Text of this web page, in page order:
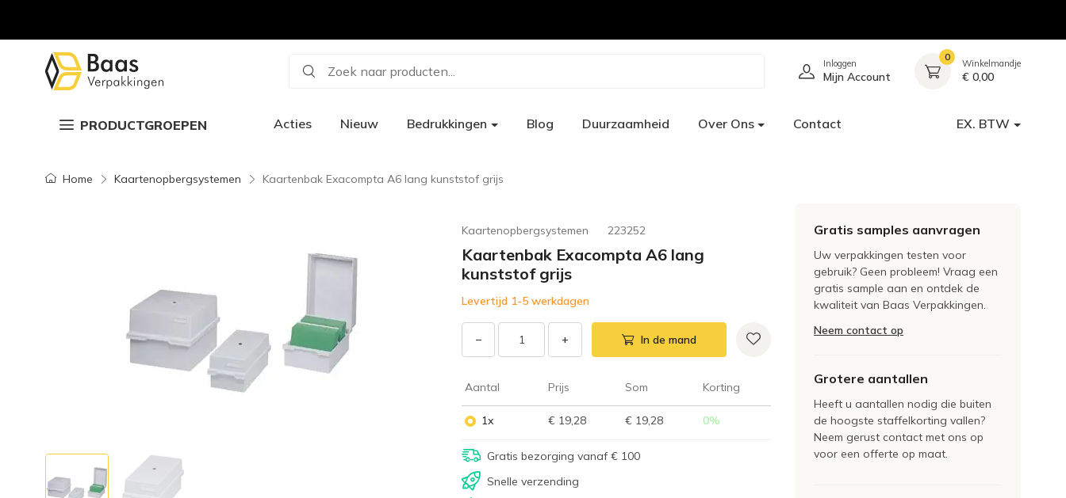
Zoek naar producten... Inloggen
Mijn Account
0
Winkelmandje
€ 0,00
PRODUCTGROEPEN Acties Nieuw Bedrukkingen Blog Duurzaamheid Over Ons Contact EX. BTW
Home Kaartenopbergsystemen Kaartenbak Exacompta A6 lang kunststof grijs
Kaartenopbergsystemen 223252
Kaartenbak Exacompta A6 lang
kunststof grijs
Levertijd 1-5 werkdagen
− + In de mand
Aantal Prijs Som Korting
1x € 19,28 € 19,28 0%
Gratis bezorging vanaf € 100
Snelle verzending
Gratis samples aanvragen
Uw verpakkingen testen voor
gebruik? Geen probleem! Vraag een
gratis sample aan en ontdek de
kwaliteit van Baas Verpakkingen.
Neem contact op
Grotere aantallen
Heeft u aantallen nodig die buiten
de hoogste staffelkorting vallen?
Neem gerust contact met ons op
voor een offerte op maat.